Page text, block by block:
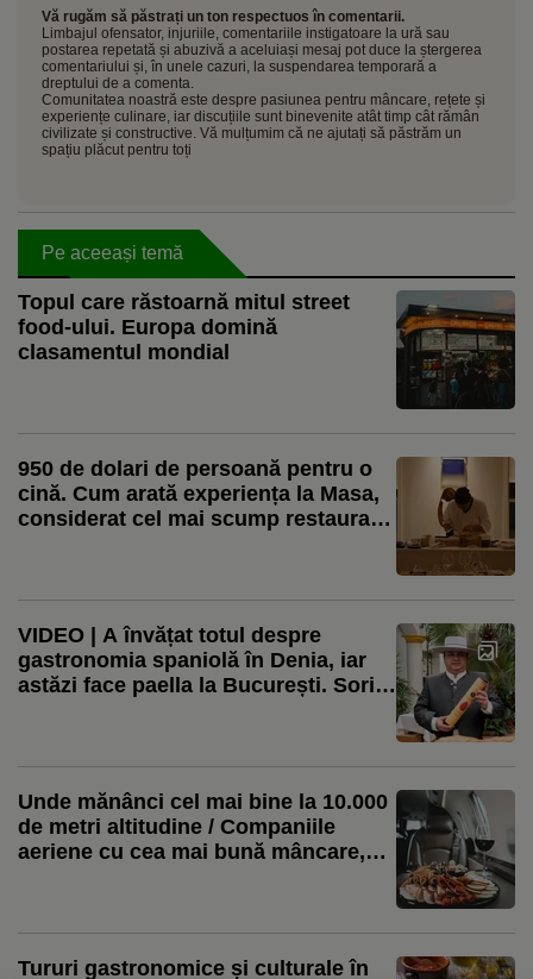
Vă rugăm să păstrați un ton respectuos în comentarii.
Limbajul ofensator, injuriile, comentariile instigatoare la ură sau
postarea repetată și abuzivă a aceluiași mesaj pot duce la ștergerea
comentariului și, în unele cazuri, la suspendarea temporară a
dreptului de a comenta.
Comunitatea noastră este despre pasiunea pentru mâncare, rețete și
experiențe culinare, iar discuțiile sunt binevenite atât timp cât rămân
civilizate și constructive. Vă mulțumim că ne ajutați să păstrăm un
spațiu plăcut pentru toți
Pe aceeași temă
Topul care răstoarnă mitul street
food-ului. Europa domină
clasamentul mondial
950 de dolari de persoană pentru o
cină. Cum arată experiența la Masa,
considerat cel mai scump restaurant
VIDEO | A învățat totul despre
gastronomia spaniolă în Denia, iar
astăzi face paella la București. Sorin
românești, arătând spaniolilor ce
gătea bunica sau mama în România
Unde mănânci cel mai bine la 10.000
de metri altitudine / Companiile
aeriene cu cea mai bună mâncare,
Tururi gastronomice și culturale în